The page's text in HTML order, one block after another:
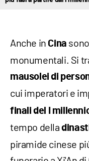
Anche in Cina
monumentali. Si
mausolei di
cui imperatori e
finali del I
tempo della
piramide cinese